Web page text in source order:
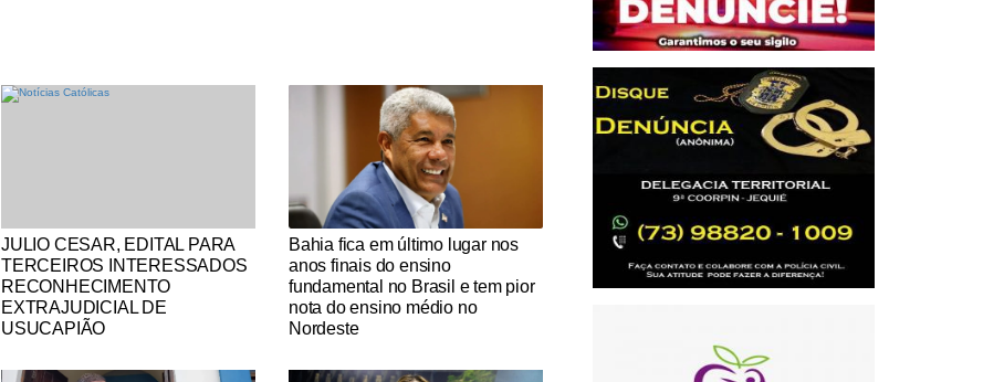
Notícias Católicas
JULIO CESAR, EDITAL PARA
TERCEIROS INTERESSADOS
RECONHECIMENTO
EXTRAJUDICIAL DE
USUCAPIÃO
Notícias Católicas
Bahia fica em último lugar nos
anos finais do ensino
fundamental no Brasil e tem pior
nota do ensino médio no
Nordeste